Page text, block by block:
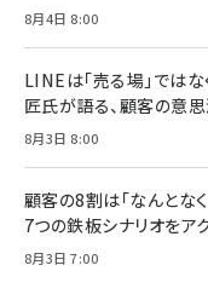
8月4日 8:00
LINEは「売る場」では
匠氏が語る、顧客の意
8月3日 8:00
顧客の8割は「なんとな
7つの鉄板シナリオをア
8月3日 7:00